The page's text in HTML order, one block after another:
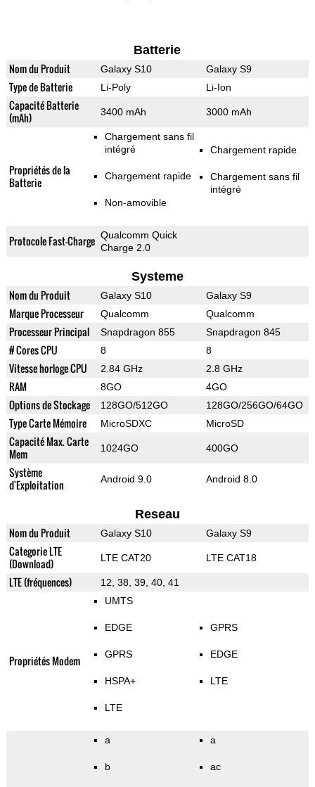
Batterie
Nom du Produit Galaxy S10 Galaxy S9
Type de Batterie Li-Poly Li-Ion
Capacité Batterie
(mAh)
3400 mAh 3000 mAh
Propriétés de la
Batterie
Chargement sans fil
intégré
Chargement rapide
Non-amovible
Chargement rapide
Chargement sans fil
intégré
Protocole Fast-Charge Qualcomm Quick
Charge 2.0
Systeme
Nom du Produit Galaxy S10 Galaxy S9
Marque Processeur Qualcomm Qualcomm
Processeur Principal Snapdragon 855 Snapdragon 845
# Cores CPU 8 8
Vitesse horloge CPU 2.84 GHz 2.8 GHz
RAM 8GO 4GO
Options de Stockage 128GO/512GO 128GO/256GO/64GO
Type Carte Mémoire MicroSDXC MicroSD
Capacité Max. Carte
Mem
1024GO 400GO
Système
d'Exploitation
Android 9.0 Android 8.0
Reseau
Nom du Produit Galaxy S10 Galaxy S9
Categorie LTE
(Download)
LTE CAT20 LTE CAT18
LTE (fréquences) 12, 38, 39, 40, 41
Propriétés Modem
UMTS
EDGE
GPRS
HSPA+
LTE
GPRS
EDGE
LTE
a
b
a
ac